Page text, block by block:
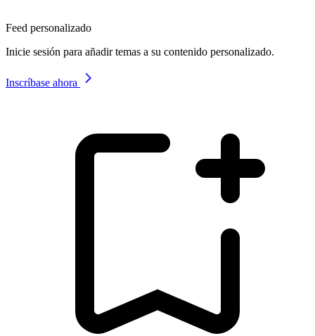
Feed personalizado
Inicie sesión para añadir temas a su contenido personalizado.
Inscríbase ahora